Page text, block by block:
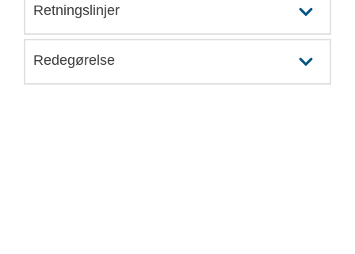
Retningslinjer
Redegørelse